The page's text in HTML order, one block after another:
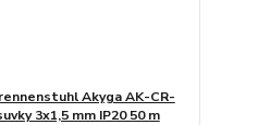
Akyga AK-CR-
3x1,5 mm IP20 50 m